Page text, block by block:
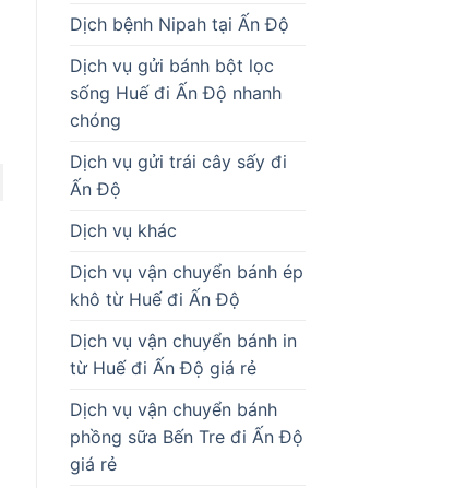
Dịch bệnh Nipah tại Ấn Độ
Dịch vụ gửi bánh bột lọc
sống Huế đi Ấn Độ nhanh
chóng
Dịch vụ gửi trái cây sấy đi
Ấn Độ
Dịch vụ khác
Dịch vụ vận chuyển bánh ép
khô từ Huế đi Ấn Độ
Dịch vụ vận chuyển bánh in
từ Huế đi Ấn Độ giá rẻ
Dịch vụ vận chuyển bánh
phồng sữa Bến Tre đi Ấn Độ
giá rẻ